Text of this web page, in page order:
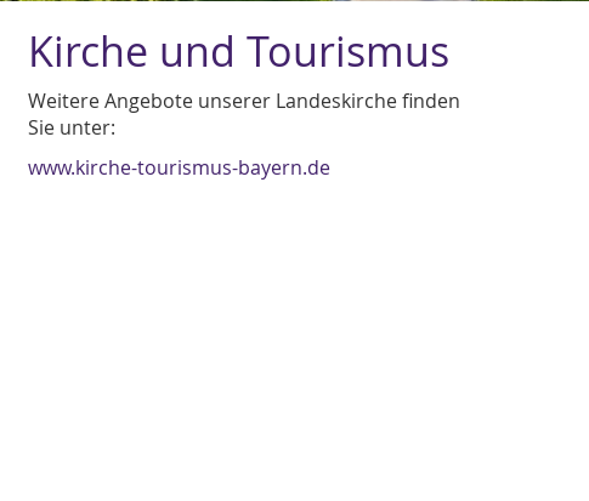
Kirche und Tourismus
Weitere Angebote unserer Landeskirche finden
Sie unter:
www.kirche-tourismus-bayern.de